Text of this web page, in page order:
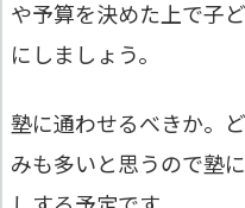
や予算を決めた上で子
にしましょう。
塾に通わせるべきか。
みも多いと思うので塾